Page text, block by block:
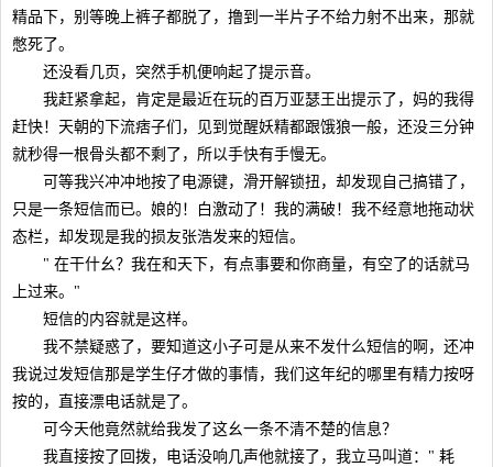
精品下，别等晚上裤子都脱了，撸到一半片子不给力射不出来，那就
憋死了。
还没看几页，突然手机便响起了提示音。
我赶紧拿起，肯定是最近在玩的百万亚瑟王出提示了，妈的我得
赶快！天朝的下流痞子们，见到觉醒妖精都跟饿狼一般，还没三分钟
就秒得一根骨头都不剩了，所以手快有手慢无。
可等我兴冲冲地按了电源键，滑开解锁扭，却发现自己搞错了，
只是一条短信而已。娘的！白激动了！我的满破！我不经意地拖动状
态栏，却发现是我的损友张浩发来的短信。
" 在干什幺？我在和天下，有点事要和你商量，有空了的话就马
上过来。"
短信的内容就是这样。
我不禁疑惑了，要知道这小子可是从来不发什么短信的啊，还冲
我说过发短信那是学生仔才做的事情，我们这年纪的哪里有精力按呀
按的，直接漂电话就是了。
可今天他竟然就给我发了这幺一条不清不楚的信息？
我直接按了回拨，电话没响几声他就接了，我立马叫道：" 耗